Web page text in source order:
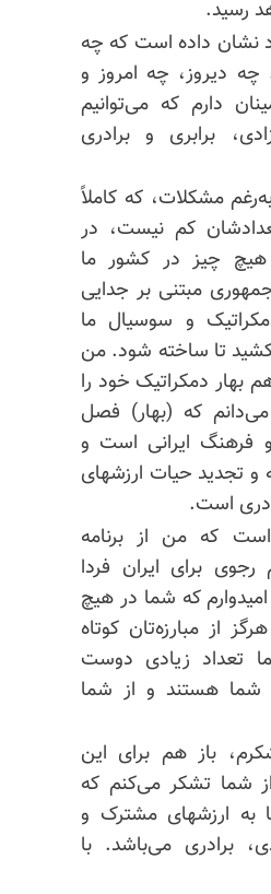
رسید.
نشان داده است که چه
دیروز، چه امروز و
دارم که می‌توانیم
برابری و برادری
مشکلات، که کاملاً
کم نیست، در
چیز در کشور ما
مبتنی بر جدایی
و سوسیال ما
تا ساخته شود. من
بهار دمکراتیک خود را
که (بهار) فصل
فرهنگ ایرانی است و
و تجدید حیات ارزشهای
است.
که من از برنامه
برای ایران فردا
که شما در هیچ
از مبارزه‌تان کوتاه
تعداد زیادی دوست
شما هستند و از شما
باز هم برای این
شما تشکر می‌کنم که
به ارزشهای مشترک و
برادری می‌باشد. با